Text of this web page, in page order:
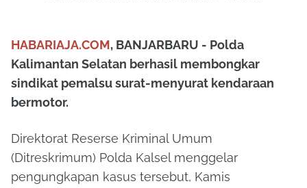
HABARIAJA.COM, BANJARBARU - Polda
Kalimantan Selatan berhasil membongkar
sindikat pemalsu surat-menyurat kendaraan
bermotor.
Direktorat Reserse Kriminal Umum
(Ditreskrimum) Polda Kalsel menggelar
pengungkapan kasus tersebut, Kamis